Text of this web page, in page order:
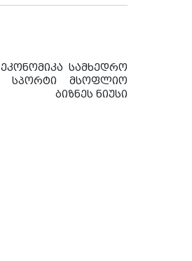
ეკონომიკა სამხედრო
სპორტი
მსოფლიო
ბიზნეს ნიუსი